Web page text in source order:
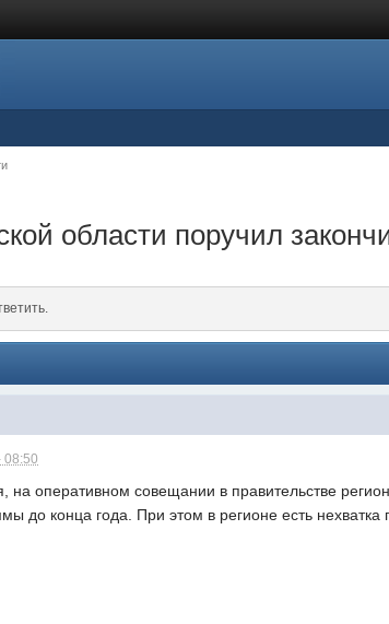
области поручил
08:50
оперативном совещании в правительстве
до конца года. При этом в регионе есть